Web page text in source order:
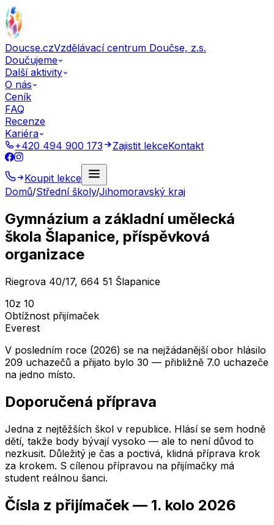
Doucse.czVzdělávací centrum Doučse, z.s.
Doučujeme
Další aktivity
O nás
Ceník
FAQ
Recenze
Kariéra
+420 494 900 173
Zajistit lekceKontakt
Koupit lekce
Domů/Střední školy/Jihomoravský kraj
Gymnázium a základní umělecká
škola Šlapanice, příspěvková
organizace
Riegrova 40/17, 664 51 Šlapanice
10z 10
Obtížnost přijímaček
Everest
V posledním roce (2026) se na nejžádanější obor hlásilo
209 uchazečů a přijato bylo 30 — přibližně 7.0 uchazeče
na jedno místo.
Doporučená příprava
Jedna z nejtěžších škol v republice. Hlásí se sem hodně
dětí, takže body bývají vysoko — ale to není důvod to
nezkusit. Důležitý je čas a poctivá, klidná příprava krok
za krokem. S cílenou přípravou na přijímačky má
student reálnou šanci.
Čísla z přijímaček — 1. kolo 2026